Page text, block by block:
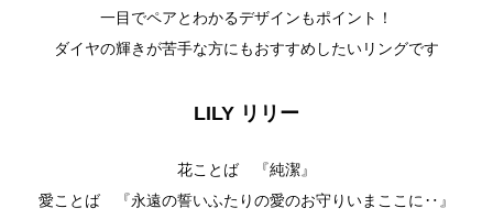
一目でペアとわかるデザインもポイント！
ダイヤの輝きが苦手な方にもおすすめしたいリングです
LILY リリー
花ことば 『純潔』
愛ことば 『永遠の誓いふたりの愛のお守りいまここに‥』